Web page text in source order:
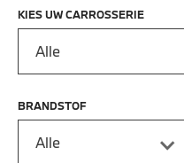
KIES UW CARROSSERIE
Alle
BRANDSTOF
Alle